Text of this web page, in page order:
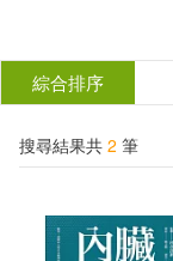
結
分類 (單選)
所有商品(2)
電子書(1)
綜合排序
搜尋結果共 2 筆